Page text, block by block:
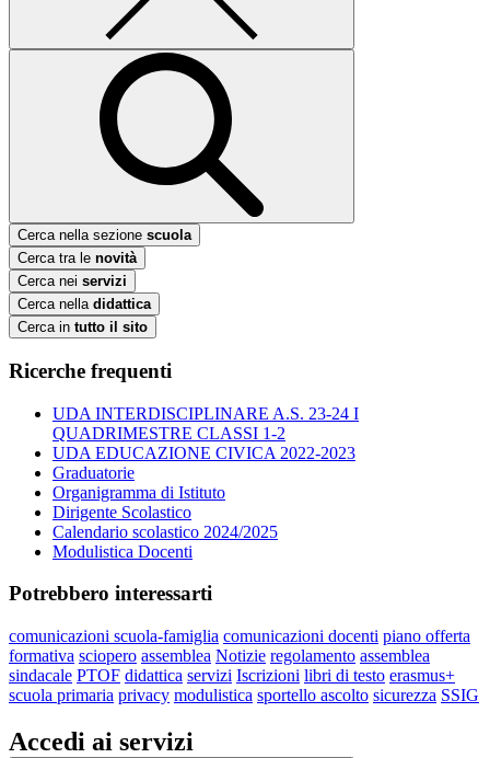
Cerca nella sezione scuola
Cerca tra le novità
Cerca nei servizi
Cerca nella didattica
Cerca in tutto il sito
Ricerche frequenti
UDA INTERDISCIPLINARE A.S. 23-24 I
QUADRIMESTRE CLASSI 1-2
UDA EDUCAZIONE CIVICA 2022-2023
Graduatorie
Organigramma di Istituto
Dirigente Scolastico
Calendario scolastico 2024/2025
Modulistica Docenti
Potrebbero interessarti
comunicazioni scuola-famiglia comunicazioni docenti piano offerta
formativa sciopero assemblea Notizie regolamento assemblea
sindacale PTOF didattica servizi Iscrizioni libri di testo erasmus+
scuola primaria privacy modulistica sportello ascolto sicurezza SSIG
Accedi ai servizi